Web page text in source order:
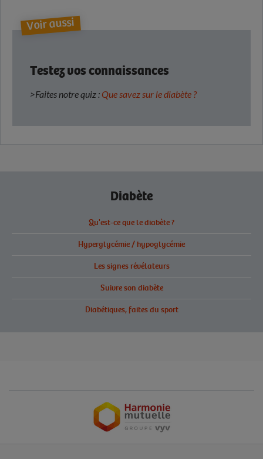
Voir aussi
Testez vos connaissances
>Faites notre quiz : Que savez sur le diabète ?
Diabète
Qu'est-ce que le diabète ?
Hyperglycémie / hypoglycémie
Les signes révélateurs
Suivre son diabète
Diabétiques, faites du sport